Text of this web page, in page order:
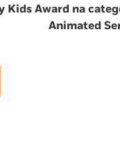
Kids Award na
Animated